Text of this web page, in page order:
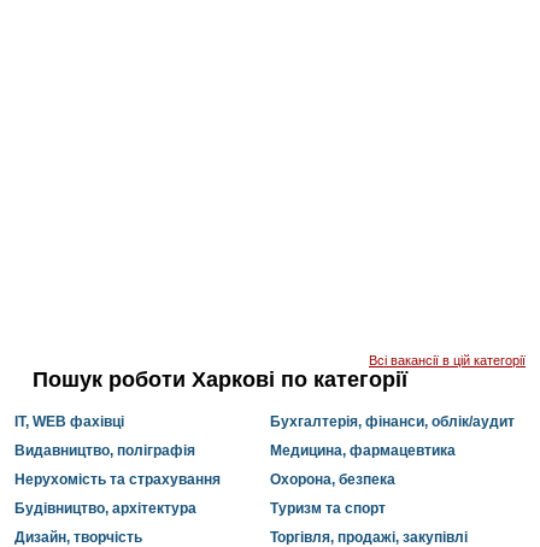
Всі вакансії в цій категорії
Пошук роботи Харкові по категорії
IT, WEB фахівці
Бухгалтерія, фінанси, облік/аудит
Видавництво, поліграфія
Медицина, фармацевтика
Нерухомість та страхування
Охорона, безпека
Будівництво, архітектура
Туризм та спорт
Дизайн, творчість
Торгівля, продажі, закупівлі